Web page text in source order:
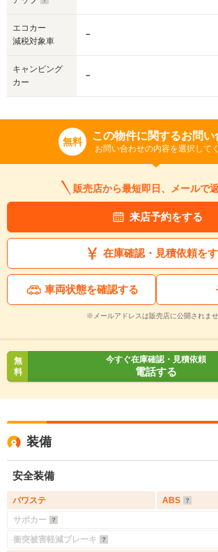
エコカー
減税対象車
－
キャンピング
カー
－
無料 この物件に関するお問い
お問い合わせの内容を選択して
販売店から最短即日、メールで
来店予約をする
在庫確認・見積依頼を
車両状態を確認する
※メールアドレスは販売店に公開されませ
無
料
今すぐ在庫確認・見積依頼
電話する
装備
安全装備
パワステ
ABS
サポカー
衝突被害軽減ブレーキ